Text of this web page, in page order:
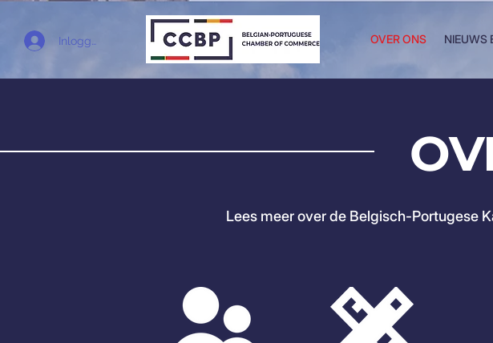
Inloggen OVER ONS NIEUWS
Lees meer over de Belgisch-Portugese